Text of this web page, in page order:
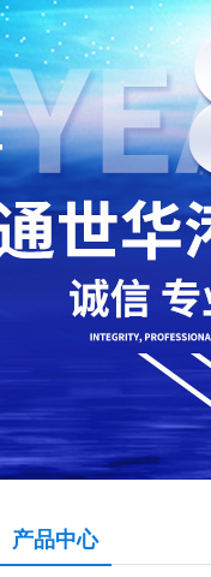
产品中心